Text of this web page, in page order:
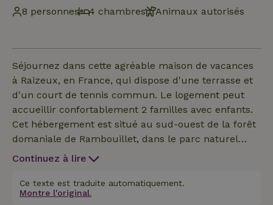
8 personnes
4 chambres Animaux autorisés
Séjournez dans cette agréable maison de vacances
à Raizeux, en France, qui dispose d'une terrasse et
d'un court de tennis commun. Le logement peut
accueillir confortablement 2 familles avec enfants.
Cet hébergement est situé au sud-ouest de la forêt
domaniale de Rambouillet, dans le parc naturel
régional de la Haute Vallée de Chevreuse. Il se
d'un château, de beaux jardins, de la bergerie
nationale et du musée Ramboulitrain. Vous pourrez
Continuez à lire
Ce texte est traduite automatiquement.
Montre l'original.